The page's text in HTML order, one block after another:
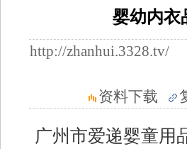
婴幼内衣
http://
资料下载
广州市爱递婴童用